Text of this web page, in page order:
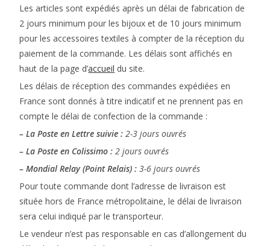
Les articles sont expédiés après un délai de fabrication de
2 jours minimum pour les bijoux et de 10 jours minimum
pour les accessoires textiles à compter de la réception du
paiement de la commande. Les délais sont affichés en
haut de la page d’accueil du site.
Les délais de réception des commandes expédiées en
France sont donnés à titre indicatif et ne prennent pas en
compte le délai de confection de la commande :
– La Poste en Lettre suivie :2-3 jours ouvrés
– La Poste en Colissimo :2 jours ouvrés
– Mondial Relay (Point Relais) :3-6 jours ouvrés
Pour toute commande dont l’adresse de livraison est
située hors de France métropolitaine, le délai de livraison
sera celui indiqué par le transporteur.
Le vendeur n’est pas responsable en cas d’allongement du